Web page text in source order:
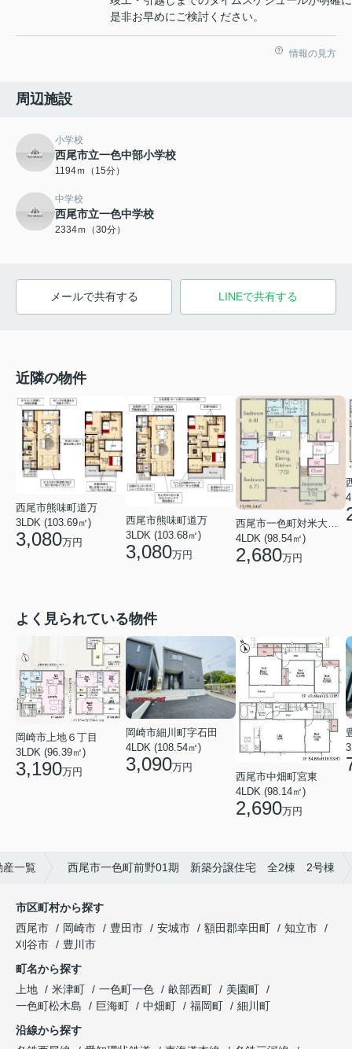
是非お早めにご検討ください。
情報の見方
周辺施設
小学校
西尾市立一色中部小学校
1194ｍ（15分）
中学校
西尾市立一色中学校
2334ｍ（30分）
メールで共有する LINEで共有する
近隣の物件
西尾市熊味町道万
3LDK (103.69㎡)
3,080万円
西尾市熊味町道万
3LDK (103.68㎡)
3,080万円
4LDK (98.54㎡)
2,680万円
よく見られている物件
岡崎市上地６丁目
3LDK (96.39㎡)
3,190万円
岡崎市細川町字石田
4LDK (108.54㎡)
3,090万円
西尾市中畑町宮東
4LDK (98.14㎡)
2,690万円
産一覧 西尾市一色町前野01期 新築分譲住宅 全2棟 2号棟
市区町村から探す
西尾市
岡崎市 豊田市 安城市 額田郡幸田町
知立市
刈谷市
豊川市
町名から探す
上地
米津町 一色町一色 畝部西町
美園町
一色町松木島
巨海町 中畑町 福岡町
細川町
沿線から探す